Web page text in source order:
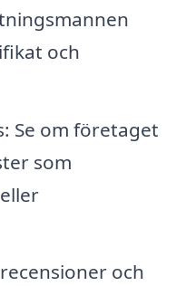
och
Se om företaget
som
och